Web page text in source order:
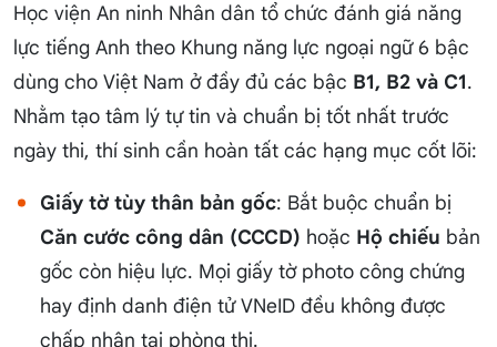
Học viện An ninh Nhân dân tổ chức đánh giá năng
lực tiếng Anh theo Khung năng lực ngoại ngữ 6 bậc
dùng cho Việt Nam ở đầy đủ các bậc B1, B2 và C1.
Nhằm tạo tâm lý tự tin và chuẩn bị tốt nhất trước
ngày thi, thí sinh cần hoàn tất các hạng mục cốt lõi:
Giấy tờ tùy thân bản gốc: Bắt buộc chuẩn bị
Căn cước công dân (CCCD) hoặc Hộ chiếu bản
gốc còn hiệu lực. Mọi giấy tờ photo công chứng
hay định danh điện tử VNeID đều không được
chấp nhận tại phòng thi.